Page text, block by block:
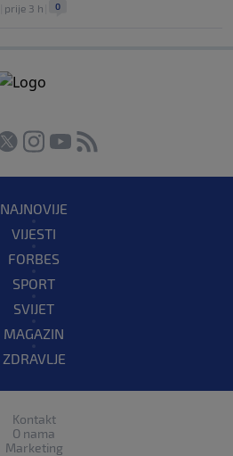
prije 3 h 0
NAJNOVIJE
VIJESTI
FORBES
SPORT
SVIJET
MAGAZIN
ZDRAVLJE
Kontakt
O nama
Marketing